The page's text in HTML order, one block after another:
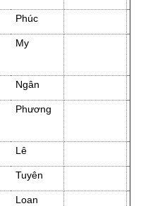
Phúc
My
Ngân
Phương
Lê
Tuyên
Loan